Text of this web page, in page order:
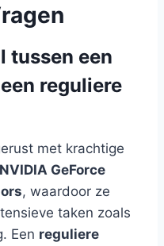
tussen een
reguliere
met krachtige
NVIDIA GeForce
, waardoor ze
taken zoals
Een reguliere